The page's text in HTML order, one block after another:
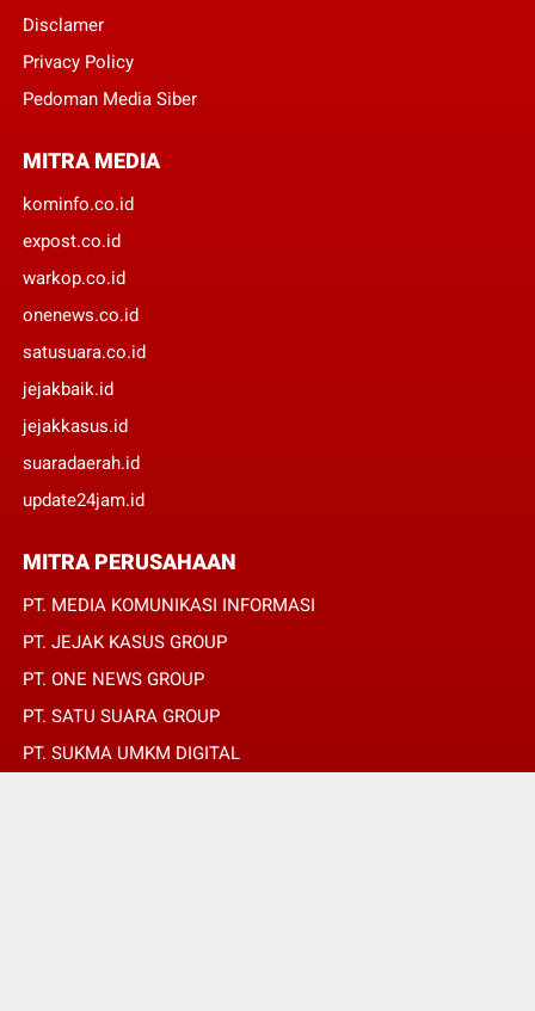
Disclamer
Privacy Policy
Pedoman Media Siber
MITRA MEDIA
kominfo.co.id
expost.co.id
warkop.co.id
onenews.co.id
satusuara.co.id
jejakbaik.id
jejakkasus.id
suaradaerah.id
update24jam.id
MITRA PERUSAHAAN
PT. MEDIA KOMUNIKASI INFORMASI
PT. JEJAK KASUS GROUP
PT. ONE NEWS GROUP
PT. SATU SUARA GROUP
PT. SUKMA UMKM DIGITAL